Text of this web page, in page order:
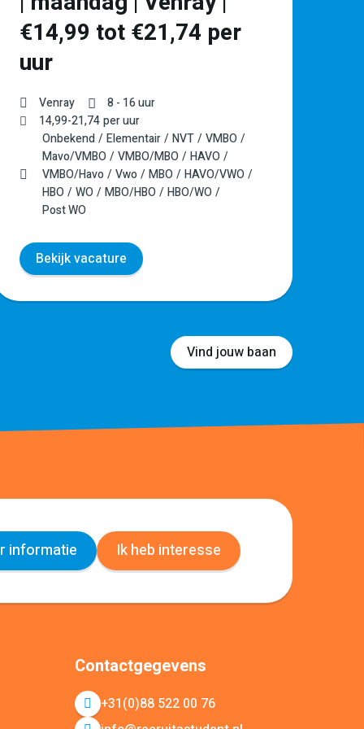
€14,99 tot €21,74 per
uur
Venray
8 - 16 uur
14,99-21,74per uur
Onbekend
Elementair NVT
VMBO
Mavo/VMBO
VMBO/MBO
HAVO
VMBO/Havo
Vwo MBO
HAVO/VWO
HBO
WO MBO/HBO
HBO/WO
Post WO
Bekijk vacature
Vind jouw baan
informatie Ik heb interesse
Contactgegevens
+31(0)88 522 00 76